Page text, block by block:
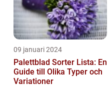
09 januari 2024
Palettblad Sorter Lista: En
Guide till Olika Typer och
Variationer